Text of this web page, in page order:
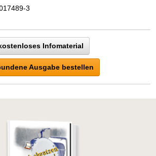
3
Infomaterial
Ausgabe bestellen